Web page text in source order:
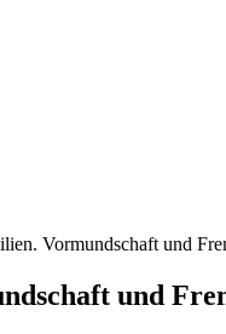
Vormundschaft und
und